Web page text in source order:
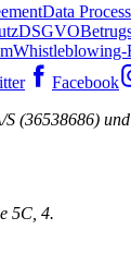
Data
DSGVO
Facebook
S (36538686)
5C, 4.